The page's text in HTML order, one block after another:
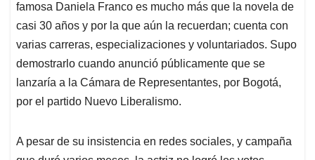
famosa Daniela Franco es mucho más que la novela de
casi 30 años y por la que aún la recuerdan; cuenta con
varias carreras, especializaciones y voluntariados. Supo
demostrarlo cuando anunció públicamente que se
lanzaría a la Cámara de Representantes, por Bogotá,
por el partido Nuevo Liberalismo.
A pesar de su insistencia en redes sociales, y campaña